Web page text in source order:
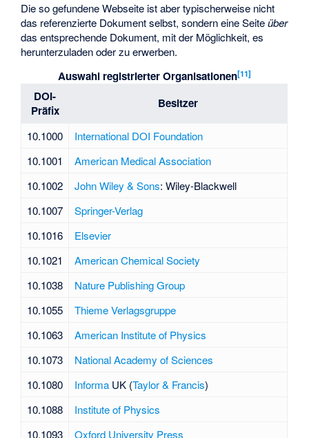
Die so gefundene Webseite ist aber typischerweise nicht
das referenzierte Dokument selbst, sondern eine Seiteüber
das entsprechende Dokument, mit der Möglichkeit, es
herunterzuladen oder zu erwerben.
Auswahl registrierter Organisationen[11]
DOI-
Präfix
Besitzer
10.1000
International DOI Foundation
10.1001
American Medical Association
10.1002
John Wiley & Sons: Wiley-Blackwell
10.1007
Springer-Verlag
10.1016
Elsevier
10.1021
American Chemical Society
10.1038
Nature Publishing Group
10.1055
Thieme Verlagsgruppe
10.1063
American Institute of Physics
10.1073
National Academy of Sciences
10.1080
InformaUK (Taylor & Francis)
10.1088
Institute of Physics
10.1093
Oxford University Press